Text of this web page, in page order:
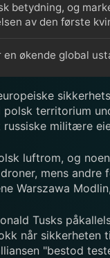
betydning, og
av den første
en økende global
territorium
militære
luftrom, og
mens
Warszawa
Tusks
når sikkerheten
"bestod